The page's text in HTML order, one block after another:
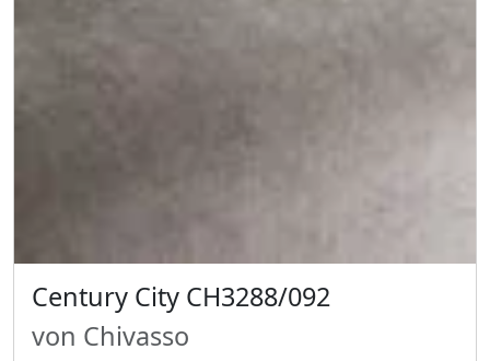
Century City CH3288/092
von Chivasso